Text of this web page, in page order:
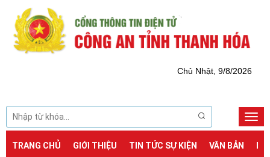
Chủ Nhật, 9/8/2026
TRANG CHỦ GIỚI THIỆU TIN TỨC SỰ KIỆN VĂN BẢN